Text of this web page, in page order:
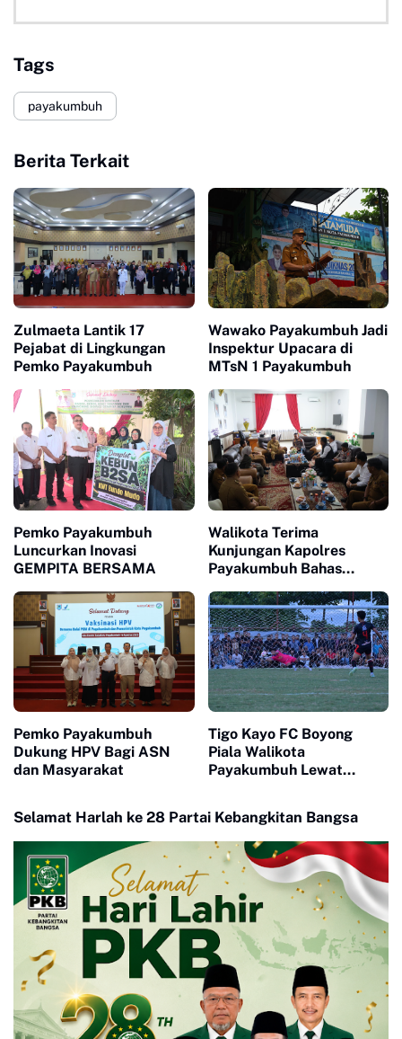
Tags
payakumbuh
Berita Terkait
Zulmaeta Lantik 17
Pejabat di Lingkungan
Pemko Payakumbuh
Wawako Payakumbuh Jadi
Inspektur Upacara di
MTsN 1 Payakumbuh
Pemko Payakumbuh
Luncurkan Inovasi
GEMPITA BERSAMA
Walikota Terima
Kunjungan Kapolres
Payakumbuh Bahas
Hankamtibmas
Pemko Payakumbuh
Dukung HPV Bagi ASN
dan Masyarakat
Tigo Kayo FC Boyong
Piala Walikota
Payakumbuh Lewat
Selamat Harlah ke 28 Partai Kebangkitan Bangsa